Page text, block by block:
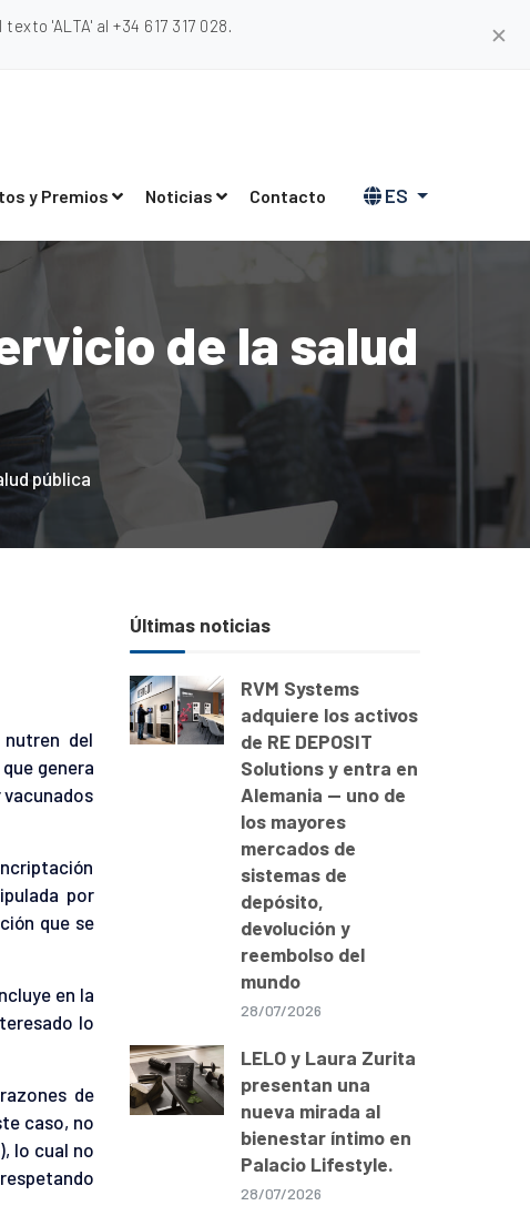
'ALTA' al +34 617 317 028. ✕
y Premios Noticias Contacto ES
de la salud
pública
del
genera
vacunados
por
que se
en la
lo
de
caso, no
lo cual no
Últimas noticias
RVM Systems
adquiere los activos
de RE DEPOSIT
Solutions y entra en
Alemania — uno de
los mayores
mercados de
sistemas de
depósito,
devolución y
reembolso del
mundo
28/07/2026
LELO y Laura Zurita
presentan una
nueva mirada al
bienestar íntimo en
Palacio Lifestyle.
28/07/2026